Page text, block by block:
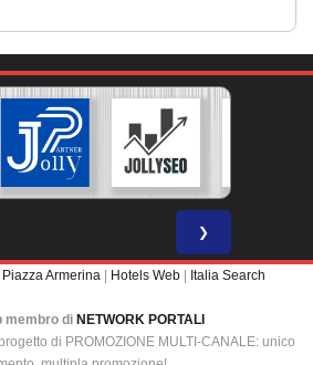
❯
Piazza Armerina Hotels Web Italia Search
membro di NETWORK PORTALI
di PROMOZIONE MULTI-CANALE: unico